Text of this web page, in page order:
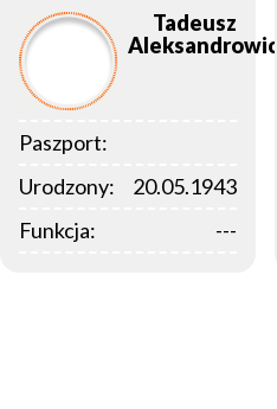
Tadeusz
Aleksandrowicz
Paszport:
Urodzony:
20.05.1943
Funkcja:
---